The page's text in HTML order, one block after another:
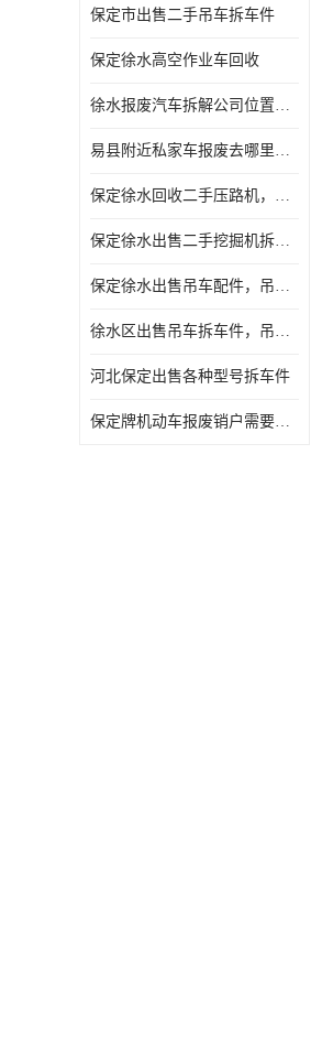
保定市出售二手吊车拆车件
保定徐水高空作业车回收
徐水报废汽车拆解公司位置，出售二手拆车件发动机
易县附近私家车报废去哪里，咨询车辆销户流程电话
保定徐水回收二手压路机，压路机拆解市场在哪
保定徐水出售二手挖掘机拆车件，挖掘机配件，液压件出售
保定徐水出售吊车配件，吊车拆车件出售
徐水区出售吊车拆车件，吊车液压件，吊车发动机变速箱出售
河北保定出售各种型号拆车件
保定牌机动车报废销户需要带哪些手续，流程咨询